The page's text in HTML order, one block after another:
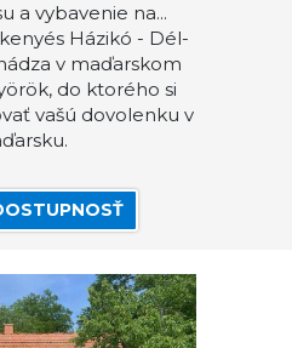
a vybavenie na...
Házikó - Dél-
v maďarskom
do ktorého si
vašú dovolenku v